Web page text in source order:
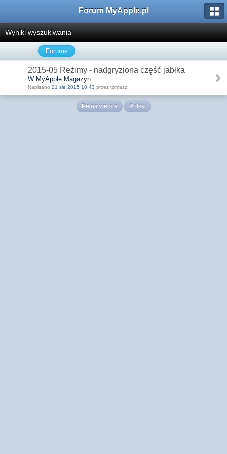
Forum MyApple.pl
Wyniki wyszukiwania
Forums
2015-05 Reżimy - nadgryziona część jabłka
W MyApple Magazyn
Napisano 21 sie 2015 10:43 przez tomasz
Pełna wersja Polski